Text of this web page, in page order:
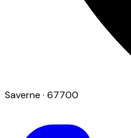
Saverne · 67700